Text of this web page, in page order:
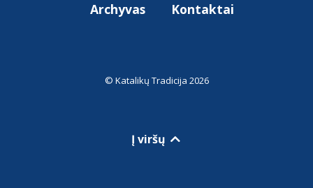
Archyvas Kontaktai
© Katalikų Tradicija 2026
Į viršų